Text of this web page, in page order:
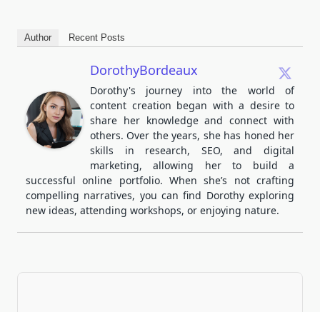
Author Recent Posts
DorothyBordeaux
Dorothy's journey into the world of
content creation began with a desire to
share her knowledge and connect with
others. Over the years, she has honed her
skills in research, SEO, and digital
marketing, allowing her to build a
successful online portfolio. When she’s not crafting
compelling narratives, you can find Dorothy exploring
new ideas, attending workshops, or enjoying nature.